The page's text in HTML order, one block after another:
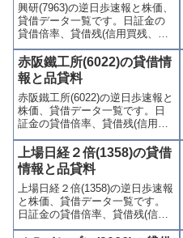
興研(7963)の逆日歩速報と株価、
貸借データ一覧です。日証金の
貸借倍率、貸借残(信用買残、信
用売残)、品貸料(逆日歩)、東証
の週末残高、規制(注意喚起・申
込停止)など、空売り関連情報を
集計し、図解でわかりやすくま
とめて掲載しています。
赤阪鐵工所(6022)の貸借情
報と品貸料
赤阪鐵工所(6022)の逆日歩速報と
株価、貸借データ一覧です。日
証金の貸借倍率、貸借残(信用買
残、信用売残)、品貸料(逆日
歩)、東証の週末残高、規制(注意
喚起・申込停止)など、空売り関
連情報を集計し、図解でわかり
やすくまとめて掲載していま
す。
上場日経２倍(1358)の貸借
情報と品貸料
上場日経２倍(1358)の逆日歩速報
と株価、貸借データ一覧です。
日証金の貸借倍率、貸借残(信用
買残、信用売残)、品貸料(逆日